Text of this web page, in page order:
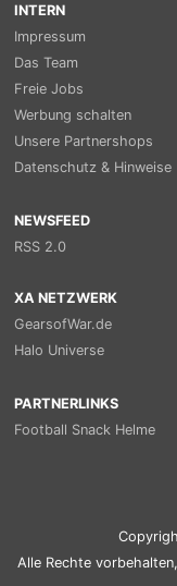
INTERN
Impressum
Das Team
Freie Jobs
Werbung schalten
Unsere Partnershops
Datenschutz & Hinweise
NEWSFEED
RSS 2.0
XA NETZWERK
GearsofWar.de
Halo Universe
PARTNERLINKS
Football Snack Helme
Alle Rechte